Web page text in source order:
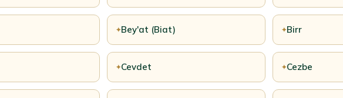
✦Bey'at (Biat) ✦Birr
✦Cevdet ✦Cezbe